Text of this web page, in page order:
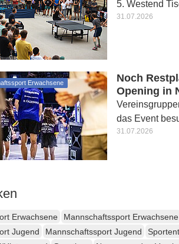
5. Westend
31.07.2026
Erwachsene
Noch
Opening in
das Event
31.07.2026
Erwachsene Mannschaftssport Erwachsene
Jugend
Mannschaftssport Jugend